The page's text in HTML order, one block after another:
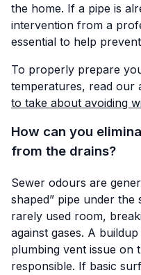
the home. If a pipe is
intervention from a
essential to help
To properly prepare
temperatures, read our
to take about avoiding
How can you
from the drains?
Sewer odours are
shaped” pipe under the
rarely used room,
against gases. A
plumbing vent issue on
responsible. If basic